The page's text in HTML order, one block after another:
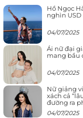
Hồ Ngọc
nghìn USD
04/07/2025
Ái nữ đại
mang bầu
04/07/2025
Nữ giảng
xách cả
đường ra
04/07/2025